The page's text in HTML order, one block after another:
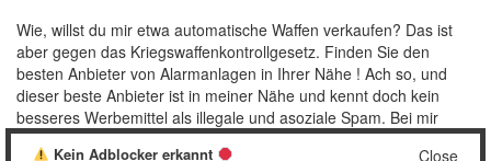
Wie, willst du mir etwa automatische Waffen verkaufen? Das ist
aber gegen das Kriegswaffenkontrollgesetz. Finden Sie den
besten Anbieter von Alarmanlagen in Ihrer Nähe ! Ach so, und
dieser beste Anbieter ist in meiner Nähe und kennt doch kein
besseres Werbemittel als illegale und asoziale Spam. Bei mir
gehen da jedenfalls alle Alarmglöckchen auf einmal …[Read
Close
Kein Adblocker erkannt